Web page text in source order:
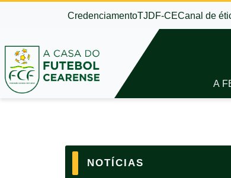
CredenciamentoTJDF-CECanal de
A
NOTÍCIAS